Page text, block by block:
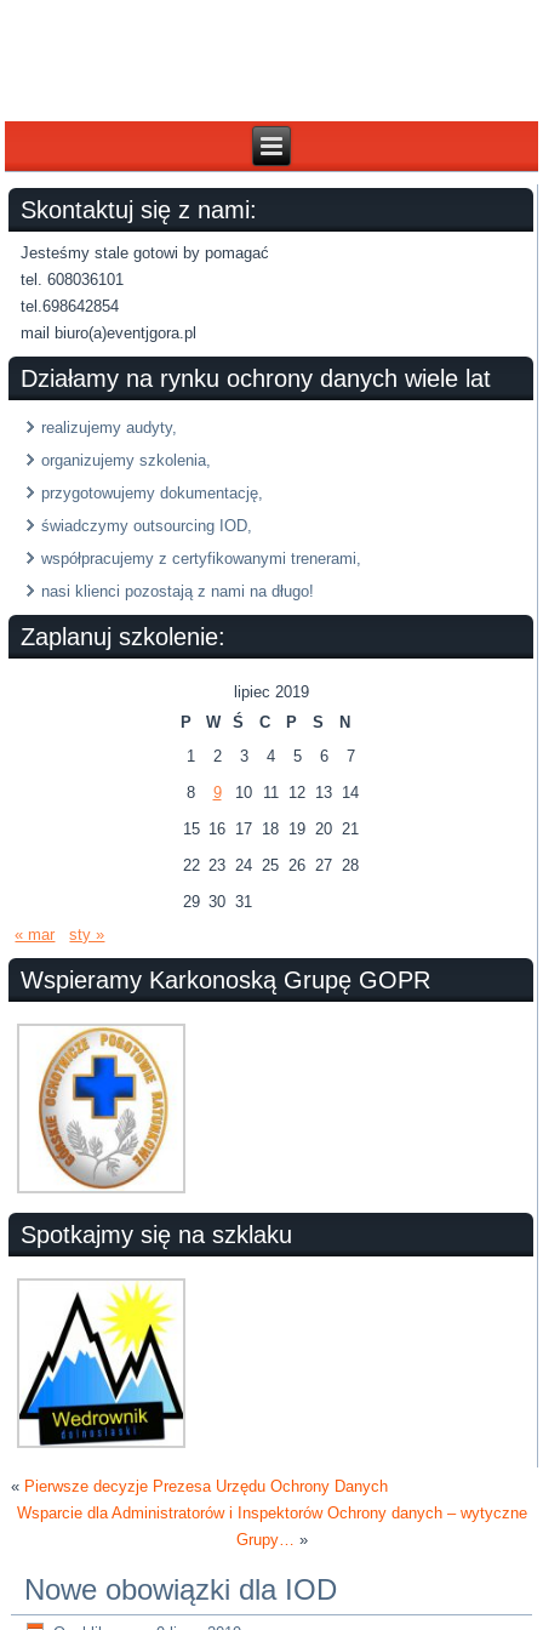
Skontaktuj się z nami:
Jesteśmy stale gotowi by pomagać
tel. 608036101
tel.698642854
mail biuro(a)eventjgora.pl
Działamy na rynku ochrony danych wiele lat
realizujemy audyty,
organizujemy szkolenia,
przygotowujemy dokumentację,
świadczymy outsourcing IOD,
współpracujemy z certyfikowanymi trenerami,
nasi klienci pozostają z nami na długo!
Zaplanuj szkolenie:
lipiec 2019
P
W Ś C P S
N
1
2 3 4 5 6
7
8
9 10 11 12 13 14
15 16 17 18 19 20 21
22 23 24 25 26 27 28
29 30 31
« mar
sty »
Wspieramy Karkonoską Grupę GOPR
Spotkajmy się na szklaku
« Pierwsze decyzje Prezesa Urzędu Ochrony Danych
Wsparcie dla Administratorów i Inspektorów Ochrony danych – wytyczne
Grupy… »
Nowe obowiązki dla IOD